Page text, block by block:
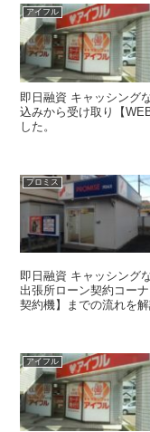
アイフル
即日融資 キャッシング
込みから受け取り【
した。
プロミス
即日融資 キャッシング
出張所ローン契約コー
契約機】までの流れを解
アイフル